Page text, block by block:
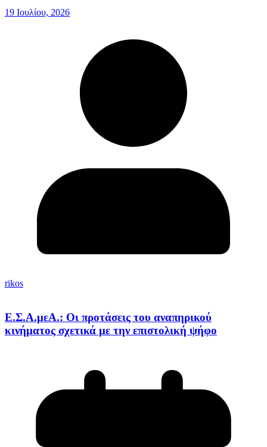
19 Ιουλίου, 2026
rikos
Ε.Σ.Α.μεΑ.: Οι προτάσεις του αναπηρικού
κινήματος σχετικά με την επιστολική ψήφο